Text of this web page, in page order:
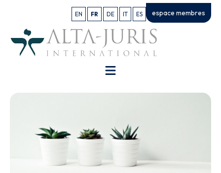
EN FR DE IT ES espace membres